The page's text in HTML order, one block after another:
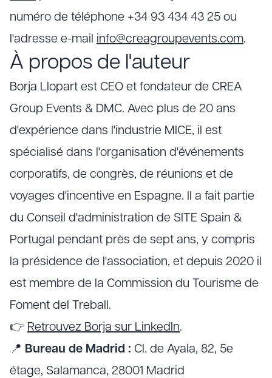
numéro de téléphone +34 93 434 43 25 ou
l'adresse e-mail info@creagroupevents.com.
À propos de l'auteur
Borja Llopart est CEO et fondateur de CREA
Group Events & DMC. Avec plus de 20 ans
d'expérience dans l'industrie MICE, il est
spécialisé dans l'organisation d'événements
corporatifs, de congrès, de réunions et de
voyages d'incentive en Espagne. Il a fait partie
du Conseil d'administration de SITE Spain &
Portugal pendant près de sept ans, y compris
la présidence de l'association, et depuis 2020 il
est membre de la Commission du Tourisme de
Foment del Treball.
👉 Retrouvez Borja sur LinkedIn.
📍 Bureau de Madrid : Cl. de Ayala, 82, 5e
étage, Salamanca, 28001 Madrid